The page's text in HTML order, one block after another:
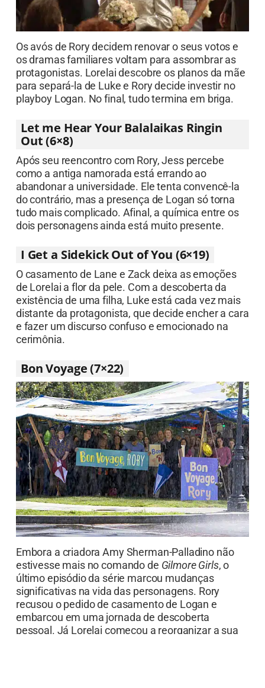
Os avós de Rory decidem renovar o seus votos e
os dramas familiares voltam para assombrar as
protagonistas. Lorelai descobre os planos da mãe
para separá-la de Luke e Rory decide investir no
playboy Logan. No final, tudo termina em briga.
Let me Hear Your Balalaikas Ringin
Out (6×8)
Após seu reencontro com Rory, Jess percebe
como a antiga namorada está errando ao
abandonar a universidade. Ele tenta convencê-la
do contrário, mas a presença de Logan só torna
tudo mais complicado. Afinal, a química entre os
dois personagens ainda está muito presente.
I Get a Sidekick Out of You (6×19)
O casamento de Lane e Zack deixa as emoções
de Lorelai a flor da pele. Com a descoberta da
existência de uma filha, Luke está cada vez mais
distante da protagonista, que decide encher a cara
e fazer um discurso confuso e emocionado na
cerimônia.
Bon Voyage (7×22)
Embora a criadora Amy Sherman-Palladino não
estivesse mais no comando de Gilmore Girls, o
último episódio da série marcou mudanças
significativas na vida das personagens. Rory
recusou o pedido de casamento de Logan e
embarcou em uma jornada de descoberta
pessoal. Já Lorelai começou a reorganizar a sua